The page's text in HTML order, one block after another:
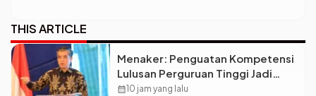
THIS ARTICLE
Menaker: Penguatan Kompetensi
Lulusan Perguruan Tinggi Jadi
Kunci Menjawab Kebutuhan Dunia
calendar_month10 jam yang lalu